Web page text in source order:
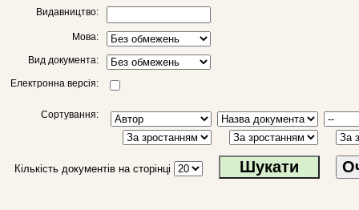
Видавництво:
Мова:
Вид документа:
Електронна версія:
Сортування:
Кількість документів на сторінці